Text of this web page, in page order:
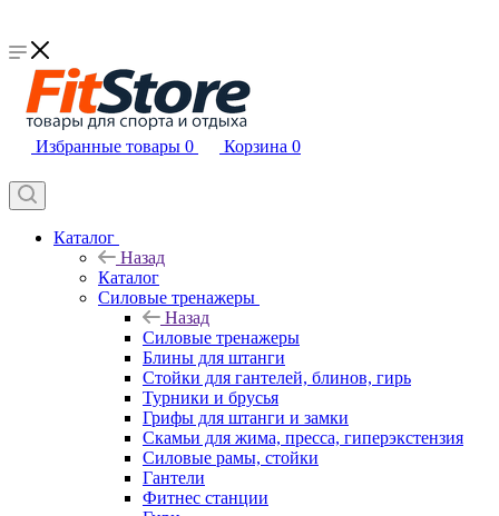
Избранные товары 0 Корзина 0
Каталог
Назад
Каталог
Силовые тренажеры
Назад
Силовые тренажеры
Блины для штанги
Стойки для гантелей, блинов, гирь
Турники и брусья
Грифы для штанги и замки
Скамьи для жима, пресса, гиперэкстензия
Силовые рамы, стойки
Гантели
Фитнес станции